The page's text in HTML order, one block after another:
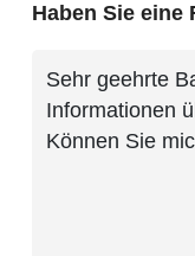
Haben Sie eine